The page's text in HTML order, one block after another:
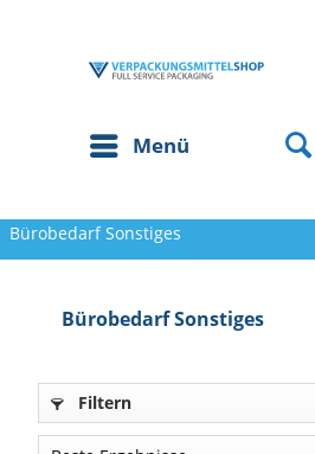
Menü
Bürobedarf Sonstiges
Bürobedarf Sonstiges
Filtern